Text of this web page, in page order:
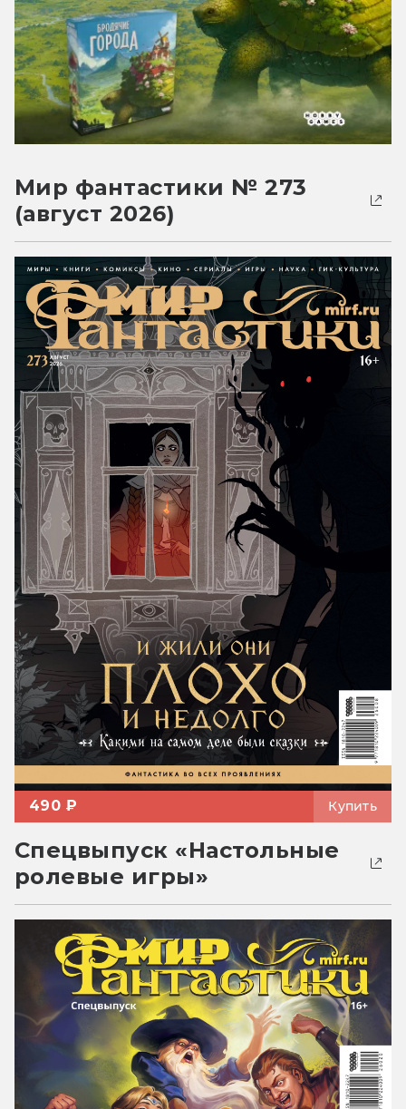
Мир фантастики № 273
(август 2026)
490 ₽ Купить
Спецвыпуск «Настольные
ролевые игры»